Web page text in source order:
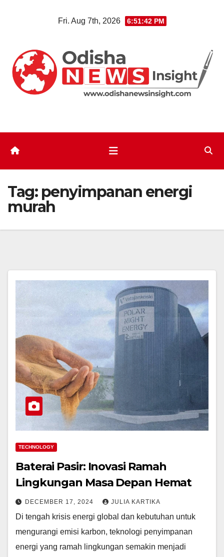
Fri. Aug 7th, 2026 6:51:42 PM
Tag: penyimpanan energi
murah
TECHNOLOGY
Baterai Pasir: Inovasi Ramah
Lingkungan Masa Depan Hemat
DECEMBER 17, 2024 JULIA KARTIKA
Di tengah krisis energi global dan kebutuhan untuk
mengurangi emisi karbon, teknologi penyimpanan
energi yang ramah lingkungan semakin menjadi